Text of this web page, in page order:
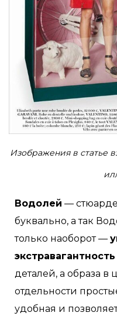
Изображения в статье
Водолей —
буквально, а так
только наоборот —
деталей, а образа в
отдельности
удобная и